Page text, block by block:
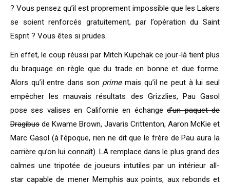
? Vous pensez qu’il est proprement impossible que les Lakers
se soient renforcés gratuitement, par l’opération du Saint
Esprit ? Vous êtes si prudes.
En effet, le coup réussi par Mitch Kupchak ce jour-là tient plus
du braquage en règle que du trade en bonne et due forme.
Alors qu’il entre dans son primemais qu’il ne peut à lui seul
empêcher les mauvais résultats des Grizzlies, Pau Gasol
pose ses valises en Californie en échanged’un paquet de
Dragibus de Kwame Brown, Javaris Crittenton, Aaron McKie et
Marc Gasol (à l’époque, rien ne dit que le frère de Pau aura la
carrière qu’on lui connaît). LA remplace dans le plus grand des
calmes une tripotée de joueurs intutiles par un intérieur all-
star capable de mener Memphis aux points, aux rebonds et